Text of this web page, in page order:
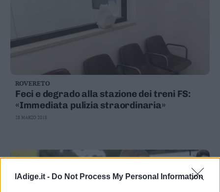
lAdige.it - Do Not Process My Personal Information
Ledro
Lavis
Valle
dei
Laghi
Valsugana
Vallagarina
ROVERETO
Feci e degrado alla stazione dei treni FS:
«Immediata pulizia straordinaria»
28 MARZO 2018